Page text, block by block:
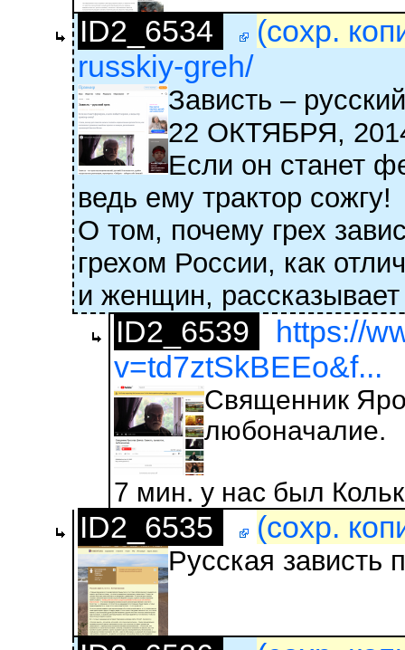
ID2_6534
(сохр.
russkiy-greh/
Зависть –
22 ОКТЯБРЯ,
Если он станет
ведь ему трактор сожгу!
О том, почему грех
грехом России, как
и женщин,
ID2_6539
https://
v=td7ztSkBEEo&f...
Священник
любоначалие.
7 мин. у нас был
ID2_6535 (сохр.
Русская зависть